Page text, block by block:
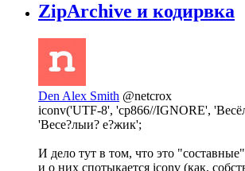
ZipArchive и кодирвка
Den Alex Smith @netcrox
iconv('UTF-8', 'cp866//IGNORE',
'Весе?лыи? е?жик';
И дело тут в том, что это
и о них спотыкается iconv (как,